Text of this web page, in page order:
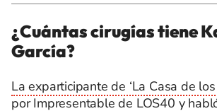
¿Cuántas cirugías tiene
García?
La exparticipante de ‘La Casa de los
por Impresentable de LOS40 y